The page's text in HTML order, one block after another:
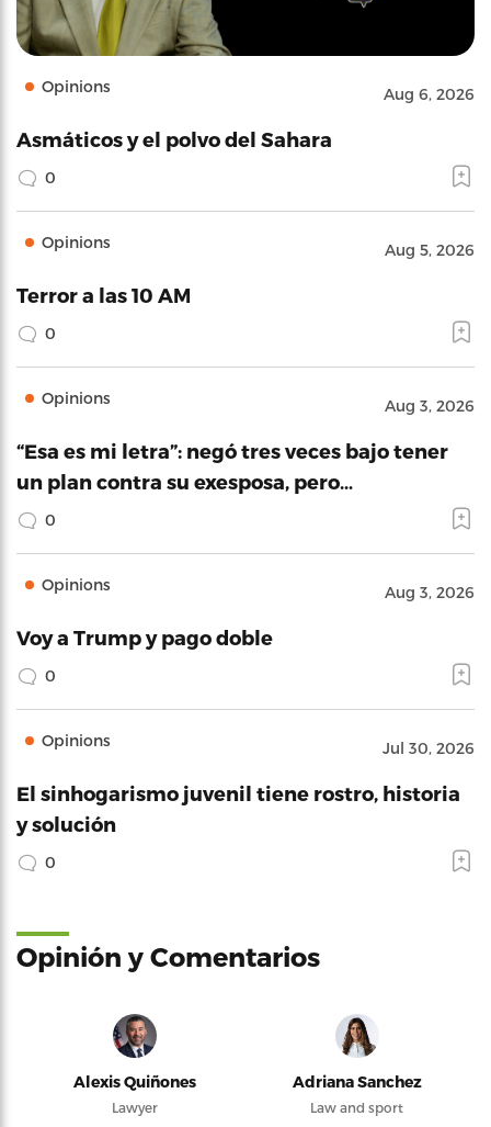
Opinions Aug 6, 2026
Asmáticos y el polvo del Sahara
0
Opinions Aug 5, 2026
Terror a las 10 AM
0
Opinions Aug 3, 2026
“Esa es mi letra”: negó tres veces bajo tener
un plan contra su exesposa, pero…
0
Opinions Aug 3, 2026
Voy a Trump y pago doble
0
Opinions Jul 30, 2026
El sinhogarismo juvenil tiene rostro, historia
y solución
0
Opinión y Comentarios
Alexis Quiñones
Lawyer
Adriana Sanchez
Law and sport